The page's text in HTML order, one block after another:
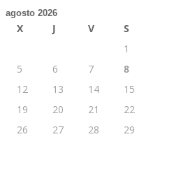
agosto 2026
X J V
S
1
5 6 7
8
12 13 14
15
19 20 21
22
26 27 28
29